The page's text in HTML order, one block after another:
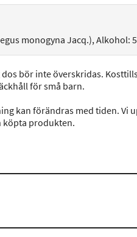
monogyna Jacq.), Alkohol:
bör inte överskridas.
för små barn.
kan förändras med tiden. Vi
köpta produkten.